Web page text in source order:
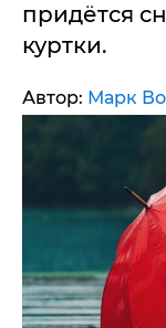
придётся
куртки.
Автор: Марк